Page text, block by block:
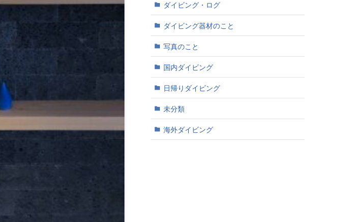
ダイビング・ログ
ダイビング器材のこと
写真のこと
国内ダイビング
日帰りダイビング
未分類
海外ダイビング